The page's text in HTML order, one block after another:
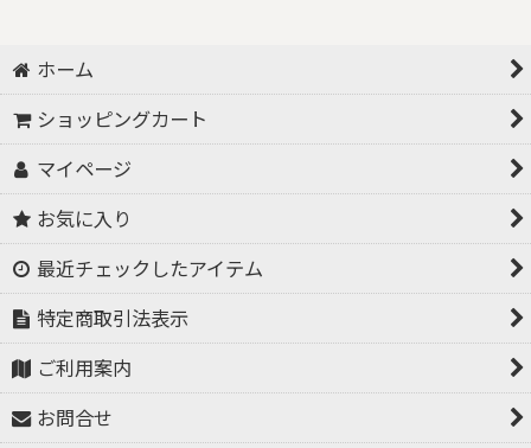
ホーム
ショッピングカート
マイページ
お気に入り
最近チェックしたアイテム
特定商取引法表示
ご利用案内
お問合せ